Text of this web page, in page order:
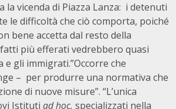
vicenda di Piazza Lanza: i detenuti
le difficoltà che ciò comporta, poiché
bene accetta dal resto della
più efferati vedrebbero quasi
gli immigrati.”Occorre che
– per produrre una normativa che
di nuove misure”. “L’unica
Istituti ad hoc, specializzati nella